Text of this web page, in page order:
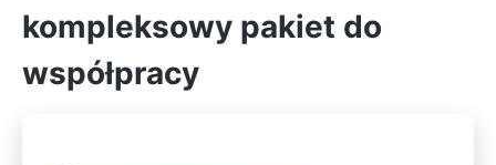
kompleksowy pakiet do
współpracy